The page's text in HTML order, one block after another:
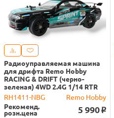
Радиоуправляемая машина
для дрифта Remo Hobby
RACING & DRIFT (черно-
зеленая) 4WD 2.4G 1/14 RTR
RH1411-NBG
Remo Hobby
Рекоменд.
розн.цена 5 990 o